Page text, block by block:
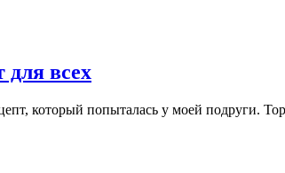
всех
который попыталась у моей подруги.